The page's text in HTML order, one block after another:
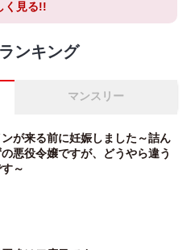
く見る!!
ンキング
マンスリー
ンが来る前に妊娠しました～詰ん
悪役令嬢ですが、どうやら違う
～